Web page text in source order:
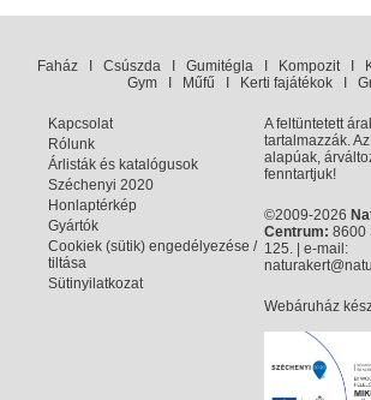
FaházI CsúszdaI GumitéglaI KompozitI
GymI Műfű Kerti fajátékokI
Kapcsolat
Rólunk
Árlisták és katalógusok
Széchenyi 2020
Honlaptérkép
Gyártók
Cookiek (sütik) engedélyezése /
tiltása
Sütinyilatkozat
A feltüntetett
tartalmazzák.
alapúak,
fenntartjuk!
©2009-2026
Centrum: 8600
125. | e-mail:
Webáruház